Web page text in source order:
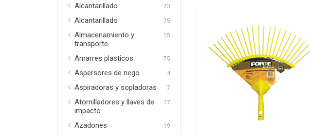
Alcantarillado 73
Alcantarillado 75
Almacenamiento y
transporte
15
Amarres plasticos 75
Aspersores de riego 4
Aspiradoras y sopladoras 7
Atornilladores y llaves de
impacto
17
Azadones 19